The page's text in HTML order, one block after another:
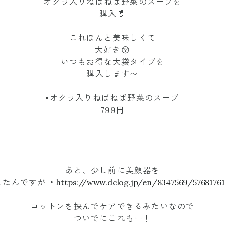
購入🥬
これほんと美味しくて
大好き😚
いつもお得な大袋タイプを
購入します〜
▪︎オクラ入りねばねば野菜のスープ
799円
あと、少し前に美顔器を
たんですが→ https://www.dclog.jp/en/8347569/
コットンを挟んでケアできるみたいなので
ついでにこれもー！